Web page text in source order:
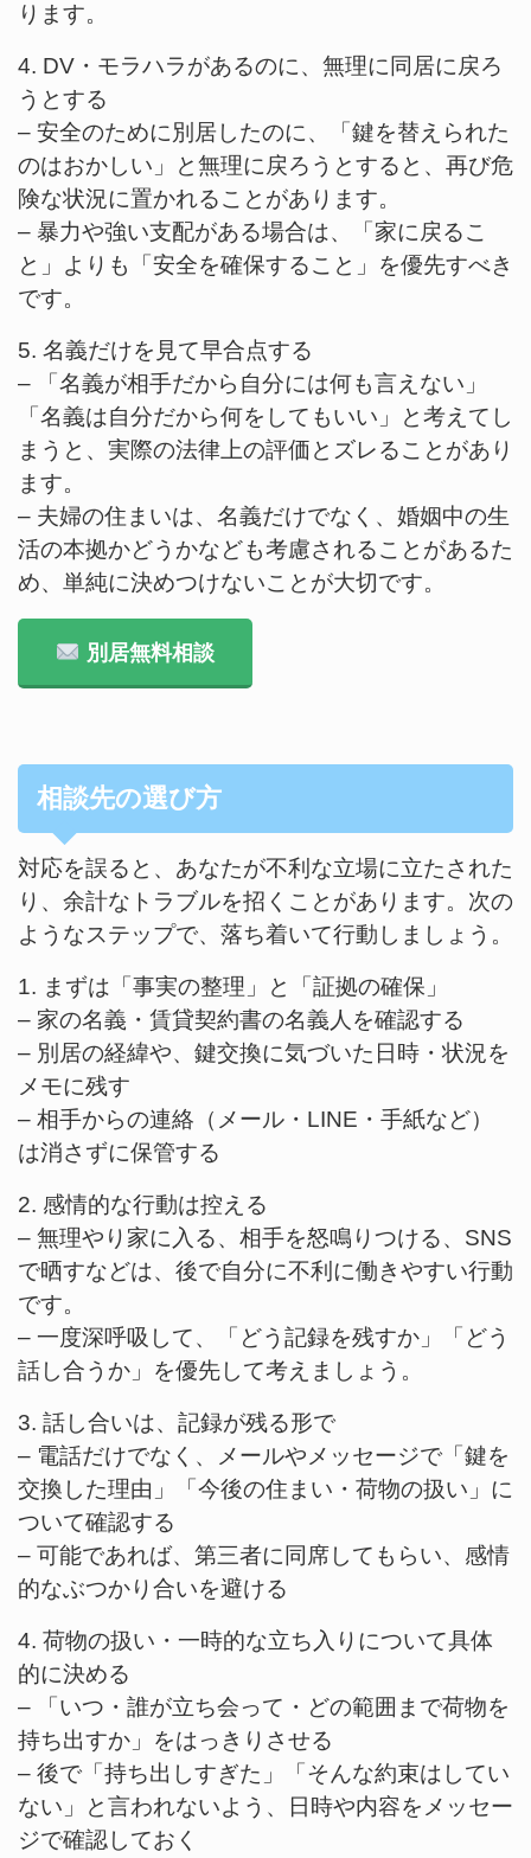
ります。
4. DV・モラハラがあるのに、無理に同居に戻ろ
うとする
– 安全のために別居したのに、「鍵を替えられた
のはおかしい」と無理に戻ろうとすると、再び危
険な状況に置かれることがあります。
– 暴力や強い支配がある場合は、「家に戻るこ
と」よりも「安全を確保すること」を優先すべき
です。
5. 名義だけを見て早合点する
– 「名義が相手だから自分には何も言えない」
「名義は自分だから何をしてもいい」と考えてし
まうと、実際の法律上の評価とズレることがあり
ます。
– 夫婦の住まいは、名義だけでなく、婚姻中の生
活の本拠かどうかなども考慮されることがあるた
め、単純に決めつけないことが大切です。
別居無料相談
相談先の選び方
対応を誤ると、あなたが不利な立場に立たされた
り、余計なトラブルを招くことがあります。次の
ようなステップで、落ち着いて行動しましょう。
1. まずは「事実の整理」と「証拠の確保」
– 家の名義・賃貸契約書の名義人を確認する
– 別居の経緯や、鍵交換に気づいた日時・状況を
メモに残す
– 相手からの連絡（メール・LINE・手紙など）
は消さずに保管する
2. 感情的な行動は控える
– 無理やり家に入る、相手を怒鳴りつける、SNS
で晒すなどは、後で自分に不利に働きやすい行動
です。
– 一度深呼吸して、「どう記録を残すか」「どう
話し合うか」を優先して考えましょう。
3. 話し合いは、記録が残る形で
– 電話だけでなく、メールやメッセージで「鍵を
交換した理由」「今後の住まい・荷物の扱い」に
ついて確認する
– 可能であれば、第三者に同席してもらい、感情
的なぶつかり合いを避ける
4. 荷物の扱い・一時的な立ち入りについて具体
的に決める
– 「いつ・誰が立ち会って・どの範囲まで荷物を
持ち出すか」をはっきりさせる
– 後で「持ち出しすぎた」「そんな約束はしてい
ない」と言われないよう、日時や内容をメッセー
ジで確認しておく